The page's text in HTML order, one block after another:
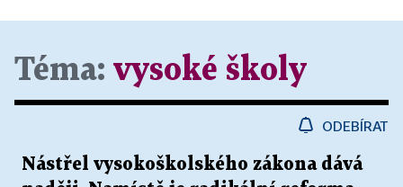
Téma: vysoké školy
ODEBÍRAT
Nástřel vysokoškolského zákona dává